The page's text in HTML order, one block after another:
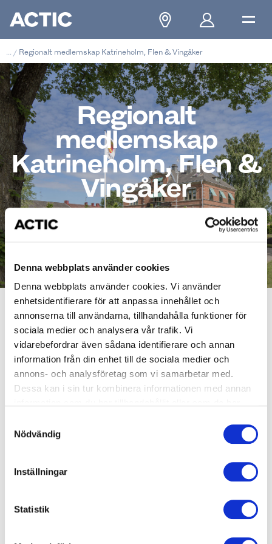
Denna webbplats använder cookies
Denna webbplats använder cookies. Vi använder
enhetsidentifierare för att anpassa innehållet och
annonserna till användarna, tillhandahålla funktioner för
sociala medier och analysera vår trafik. Vi
vidarebefordrar även sådana identifierare och annan
information från din enhet till de sociala medier och
annons- och analysföretag som vi samarbetar med.
Dessa kan i sin tur kombinera informationen med annan
Nödvändig
Inställningar
Statistik
/ Regionalt medlemskap Katrineholm, Flen & Vingåker
Regionalt
medlemskap
Katrineholm, Flen &
Vingåker
Träna på 3 gym med det
regionala medlemskapet!
Med det regionala medlemskapet får du tillgång till 3
även gruppträning, vilket ger dig ännu fler sätt att
träningsmöjligheter – perfekt för dig som vill kunna träna
och bada på flera orter med ett och samma gymkort.